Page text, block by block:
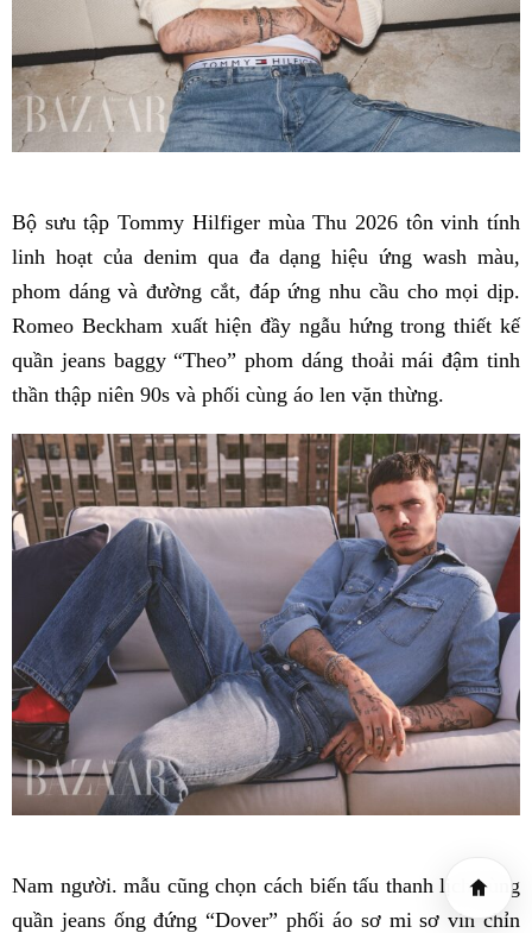
Bộ sưu tập Tommy Hilfiger mùa Thu 2026 tôn vinh tính
linh hoạt của denim qua đa dạng hiệu ứng wash màu,
phom dáng và đường cắt, đáp ứng nhu cầu cho mọi dịp.
Romeo Beckham xuất hiện đầy ngẫu hứng trong thiết kế
quần jeans baggy “Theo” phom dáng thoải mái đậm tinh
thần thập niên 90s và phối cùng áo len vặn thừng.
Nam người. mẫu cũng chọn cách biến tấu thanh lịch cùng
quần jeans ống đứng “Dover” phối áo sơ mi sơ vin chỉn